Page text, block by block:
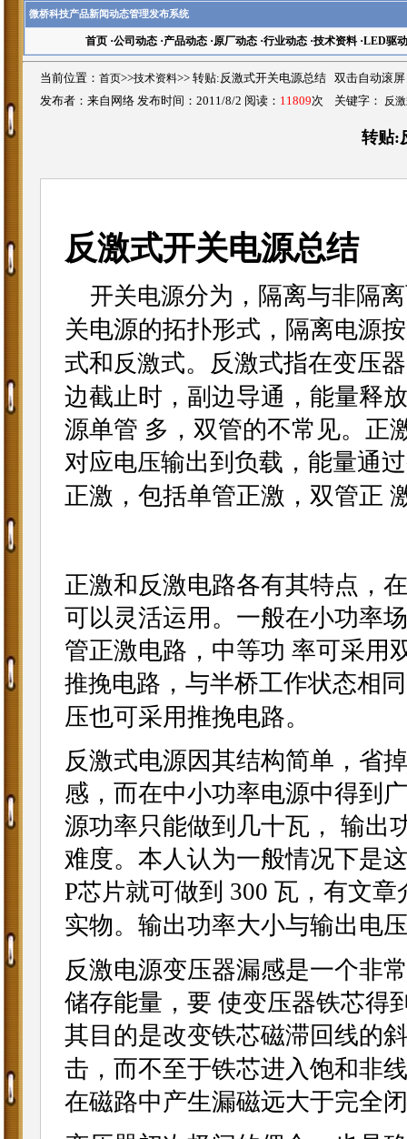
微桥科技产品新闻动态管理发布系统
首页·公司动态·产品动态·原厂动态·行业动态·技术资料·LED驱动
当前位置： 首页>>技术资料>> 转贴:反激式开关电源总结 双击自动滚屏
发布者：来自网络 发布时间：2011/8/2 阅读： 11809次 关键字： 反
转贴:
反激式开关电源总结
开关电源分为，隔离与非隔
关电源的拓扑形式，隔离电源
式和反激式。反激式指在变压
边截止时，副边导通，能量释
源单管 多，双管的不常见。正
对应电压输出到负载，能量通
正激，包括单管正激，双管正
正激和反激电路各有其特点，
可以灵活运用。一般在小功率
管正激电路，中等功 率可采用
推挽电路，与半桥工作状态相
压也可采用推挽电路。
反激式电源因其结构简单，省
感，而在中小功率电源中得到
源功率只能做到几十瓦， 输出
难度。本人认为一般情况下是
P芯片就可做到 300 瓦，有文
实物。输出功率大小与输出电
反激电源变压器漏感是一个非
储存能量，要 使变压器铁芯得
其目的是改变铁芯磁滞回线的
击，而不至于铁芯进入饱和非
在磁路中产生漏磁远大于完全